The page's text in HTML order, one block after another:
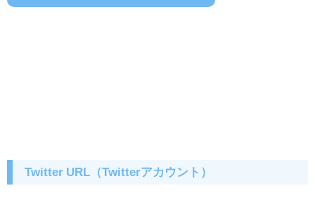
Twitter URL（Twitterアカウント）